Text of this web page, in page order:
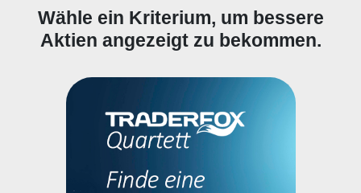
Wähle ein Kriterium, um bessere
Aktien angezeigt zu bekommen.